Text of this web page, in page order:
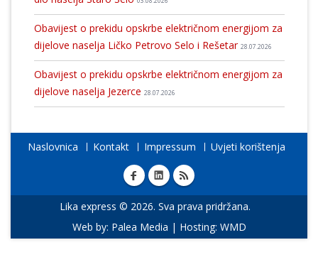
Obavijest o prekidu opskrbe električnom energijom za
dijelove naselja Ličko Petrovo Selo i Rešetar 28.07.2026
Obavijest o prekidu opskrbe električnom energijom za
dijelove naselja Jezerce 28.07.2026
Naslovnica Kontakt Impressum Uvjeti korištenja
Lika express © 2026. Sva prava pridržana.
Web by: Palea Media | Hosting: WMD